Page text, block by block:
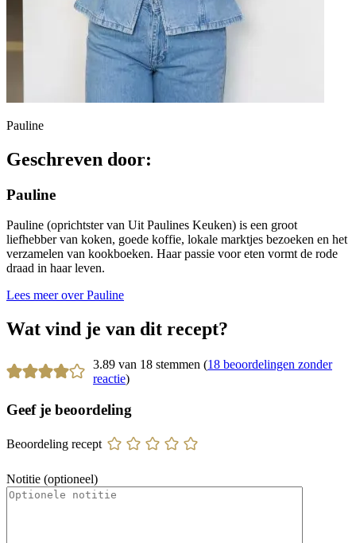
Pauline
Geschreven door:
Pauline
Pauline (oprichtster van Uit Paulines Keuken) is een groot
liefhebber van koken, goede koffie, lokale marktjes bezoeken en het
verzamelen van kookboeken. Haar passie voor eten vormt de rode
draad in haar leven.
Lees meer over Pauline
Wat vind je van dit recept?
3.89 van 18 stemmen (18 beoordelingen zonder
reactie)
Geef je beoordeling
Beoordeling recept
Notitie (optioneel)